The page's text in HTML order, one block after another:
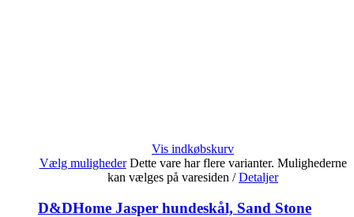
Vis indkøbskurv
Vælg muligheder Dette vare har flere varianter. Mulighederne
kan vælges på varesiden / Detaljer
D&DHome Jasper hundeskål, Sand Stone